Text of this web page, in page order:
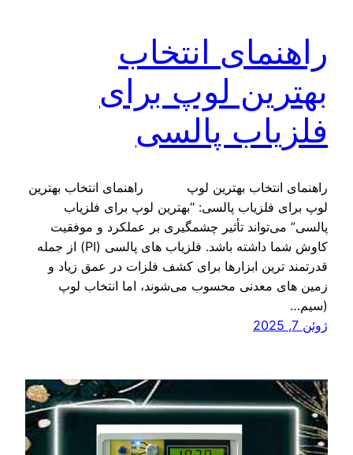
راهنمای انتخاب
بهترین لوپ برای
فلزیاب پالسی
راهنمای انتخاب بهترین لوپ راهنمای انتخاب بهترین
لوپ برای فلزیاب پالسی: “بهترین لوپ برای فلزیاب
پالسی” می‌تواند تأثیر چشمگیری بر عملکرد و موفقیت
کاوش شما داشته باشد. فلزیاب‌ های پالسی (PI) از جمله
قدرتمند ترین ابزارها برای کشف فلزات در عمق زیاد و
زمین‌ های معدنی محسوب می‌شوند، اما انتخاب لوپ
(سیم‌…
ژوئن 7, 2025